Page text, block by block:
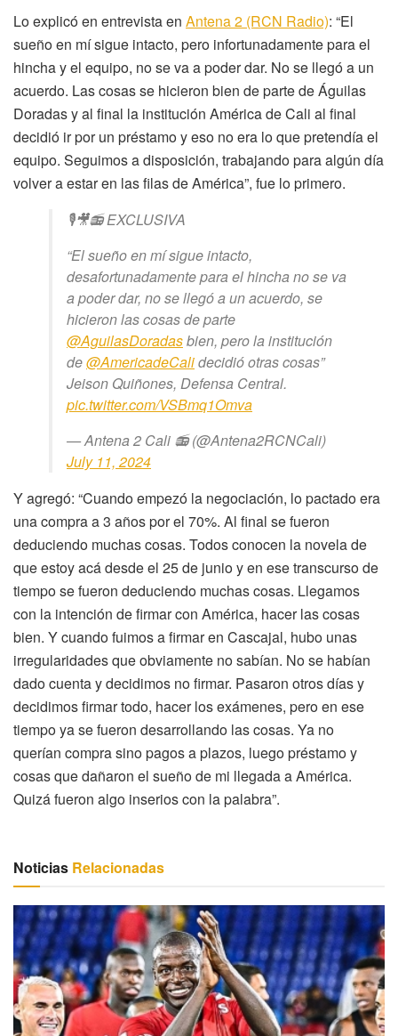
Lo explicó en entrevista en Antena 2 (RCN Radio): “El
sueño en mí sigue intacto, pero infortunadamente para el
hincha y el equipo, no se va a poder dar. No se llegó a un
acuerdo. Las cosas se hicieron bien de parte de Águilas
Doradas y al final la institución América de Cali al final
decidió ir por un préstamo y eso no era lo que pretendía el
equipo. Seguimos a disposición, trabajando para algún día
volver a estar en las filas de América”, fue lo primero.
🎙️🎥📻 EXCLUSIVA
“El sueño en mí sigue intacto,
desafortunadamente para el hincha no se va
a poder dar, no se llegó a un acuerdo, se
hicieron las cosas de parte
@AguilasDoradasbien, pero la institución
de@AmericadeCalidecidió otras cosas”
Jeison Quiñones, Defensa Central.
pic.twitter.com/VSBmq1Omva
— Antena 2 Cali 📻 (@Antena2RCNCali)
July 11, 2024
Y agregó: “Cuando empezó la negociación, lo pactado era
una compra a 3 años por el 70%. Al final se fueron
deduciendo muchas cosas. Todos conocen la novela de
que estoy acá desde el 25 de junio y en ese transcurso de
tiempo se fueron deduciendo muchas cosas. Llegamos
con la intención de firmar con América, hacer las cosas
bien. Y cuando fuimos a firmar en Cascajal, hubo unas
irregularidades que obviamente no sabían. No se habían
dado cuenta y decidimos no firmar. Pasaron otros días y
decidimos firmar todo, hacer los exámenes, pero en ese
tiempo ya se fueron desarrollando las cosas. Ya no
querían compra sino pagos a plazos, luego préstamo y
cosas que dañaron el sueño de mi llegada a América.
Quizá fueron algo inserios con la palabra”.
Noticias Relacionadas